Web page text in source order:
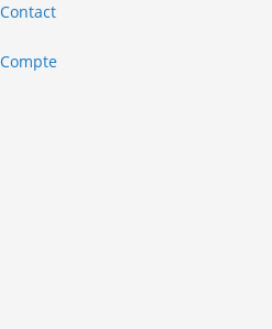
Contact
Compte